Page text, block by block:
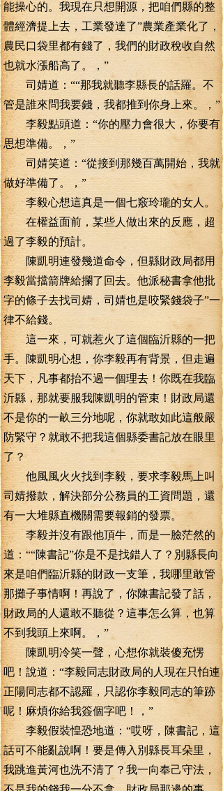
能操心的。我現在只想開源，把咱們縣的整
體經濟提上去，工業發達了”農業產業化了，
農民口袋里都有錢了，我們的財政稅收自然
也就水漲船高了。，”
司婧道：““那我就聽李縣長的話羅。不
管是誰來問我要錢，我都推到你身上來。，”
李毅點頭道：“你的壓力會很大，你要有
思想準備。，”
司婧笑道：“從接到那幾百萬開始，我就
做好準備了。，”
李毅心想這真是一個七竅玲瓏的女人。
在權益面前，某些人做出來的反應，超
過了李毅的預計。
陳凱明連發幾道命令，但縣財政局都用
李毅當擋箭牌給攔了回去。他派秘書拿他批
字的條子去找司婧，司婧也是咬緊錢袋子”一
律不給錢。
這一來，可就惹火了這個臨沂縣的一把
手。陳凱明心想，你李毅再有背景，但走遍
天下，凡事都抬不過一個理去！你既在我臨
沂縣，那就要服我陳凱明的管束！財政局還
不是你的一畝三分地呢，你就敢如此這般嚴
防緊守？就敢不把我這個縣委書記放在眼里
了？
他風風火火找到李毅，要求李毅馬上叫
司婧撥款，解決部分公務員的工資問題，還
有一大堆縣直機關需要報銷的發票。
李毅并沒有跟他頂牛，而是一臉茫然的
道：““陳書記”你是不是找錯人了？別縣長向
來是咱們臨沂縣的財政一支筆，我哪里敢管
那攤子事情啊！再說了，你陳書記發了話，
財政局的人還敢不聽從？這事怎么算，也算
不到我頭上來啊。，”
陳凱明冷笑一聲，心想你就裝傻充愣
吧！說道：“李毅同志財政局的人現在只怕連
正陽同志都不認羅，只認你李毅同志的筆跡
呢！麻煩你給我簽個字吧！，”
李毅假裝惶恐地道：“哎呀，陳書記，這
話可不能亂說啊！要是傳入別縣長耳朵里，
我跳進黃河也洗不清了？我一向奉己守法，